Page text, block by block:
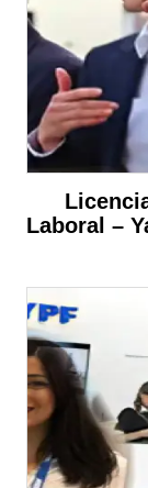
Laboral –